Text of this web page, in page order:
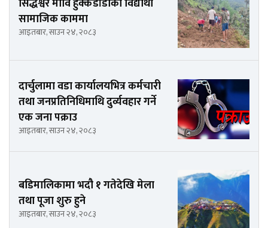
सामाजिक काममा
आइतबार, साउन २४, २०८३
दार्चुलामा वडा कार्यालयभित्र कर्मचारी
तथा जनप्रतिनिधिमाथि दुर्व्यवहार गर्ने
एक जना पक्राउ
आइतबार, साउन २४, २०८३
बडिमालिकामा भदौ १ गतेदेखि मेला
तथा पूजा शुरु हुने
आइतबार, साउन २४, २०८३